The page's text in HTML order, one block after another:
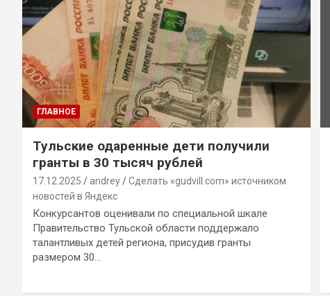
ГЛАВНОЕ
Тульские одаренные дети получили
гранты в 30 тысяч рублей
17.12.2025 andrey
Сделать «gudvill.com» источником
новостей в Яндекс
Конкурсантов оценивали по специальной шкале
Правительство Тульской области поддержало
талантливых детей региона, присудив гранты
размером 30…